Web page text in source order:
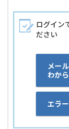
ログイン
ださい
メー
わか
エラ